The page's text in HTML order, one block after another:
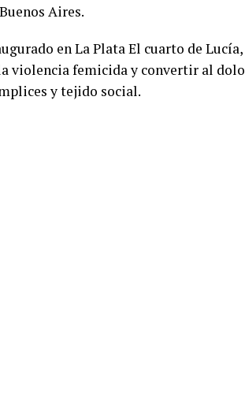
Aires.
en La Plata El cuarto de
violencia femicida y convertir al
y tejido social.